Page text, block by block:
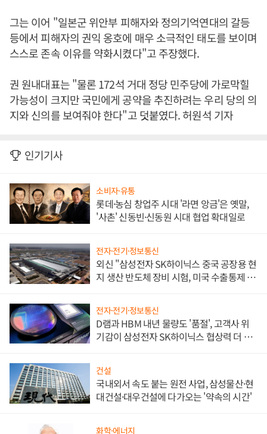
그는 이어 "일본군 위안부 피해자와 정의기억연대의 갈등
등에서 피해자의 권익 옹호에 매우 소극적인 태도를 보이며
스스로 존속 이유를 약화시켰다"고 주장했다.
권 원내대표는 "물론 172석 거대 정당 민주당에 가로막힐
가능성이 크지만 국민에게 공약을 추진하려는 우리 당의 의
지와 신의를 보여줘야 한다"고 덧붙였다. 허원석 기자
인기기사
소비자·유통
롯데·농심 창업주 시대 '라면 앙금'은 옛말,
'사촌' 신동빈·신동원 시대 협업 확대일로
전자·전기·정보통신
외신 "삼성전자 SK하이닉스 중국 공장용 현
지 생산 반도체 장비 시험, 미국 수출통제 대
전자·전기·정보통신
D램과 HBM 내년 물량도 '품절', 고객사 위
기감이 삼성전자 SK하이닉스 협상력 더 키
건설
국내외서 속도 붙는 원전 사업, 삼성물산·현
대건설·대우건설에 다가오는 '약속의 시간'
화학·에너지